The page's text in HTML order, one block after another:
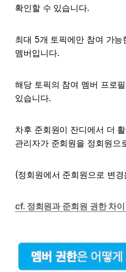
확인할 수 있습니다.
최대 5개 토픽에만 참여 가
멤버입니다.
해당 토픽의 참여 멤버 프로
있습니다.
차후 준회원이 잔디에서 더
관리자가 준회원을 정회원으
(정회원에서 준회원으로 변
cf. 정회원과 준회원 권한 차